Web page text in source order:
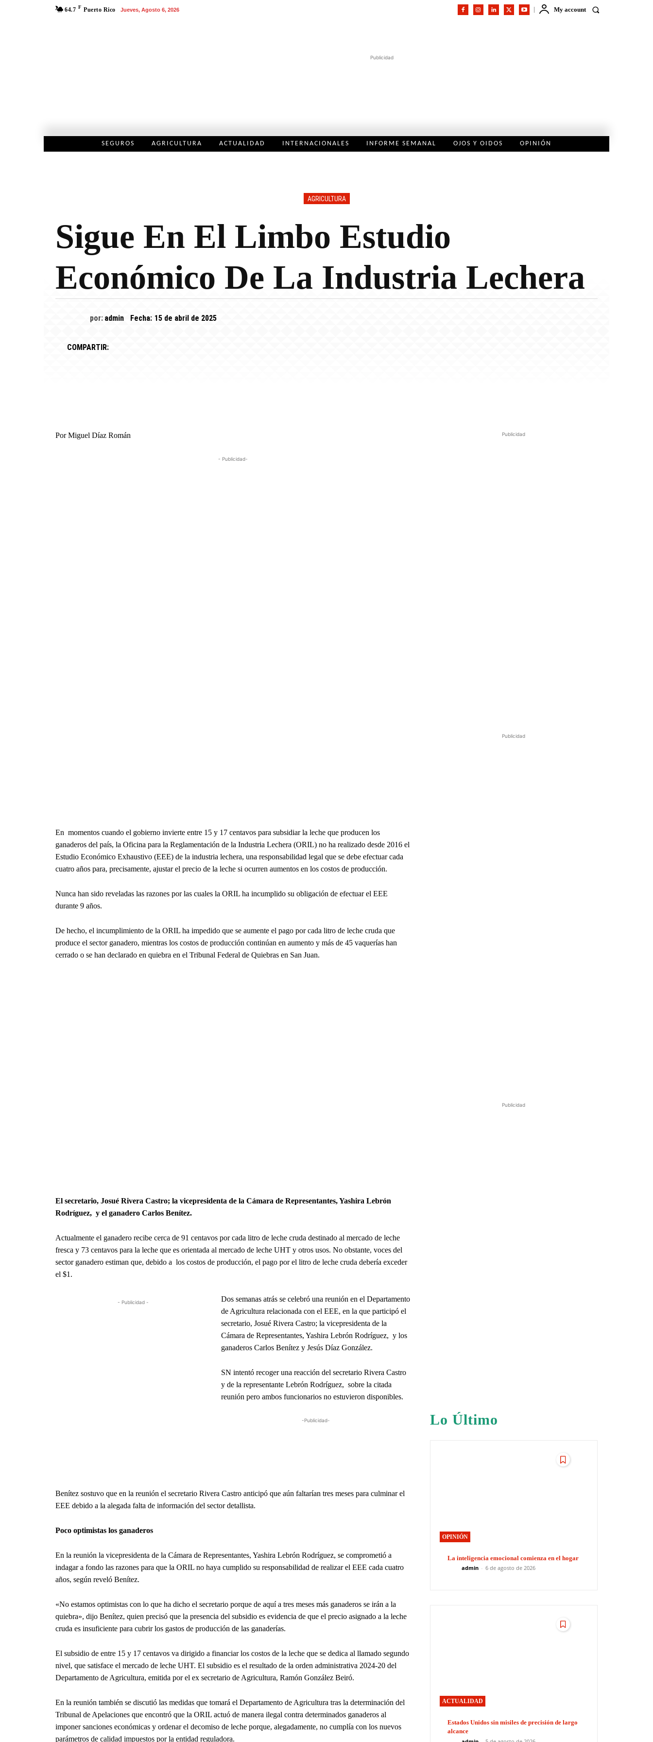
64.7 F Puerto Rico Jueves, Agosto 6, 2026 My account
Publicidad
SEGUROS AGRICULTURA ACTUALIDAD INTERNACIONALES INFORME SEMANAL OJOS Y OIDOS OPINIÓN
AGRICULTURA
Sigue En El Limbo Estudio
Económico De La Industria Lechera
por: admin Fecha: 15 de abril de 2025
COMPARTIR:
Por Miguel Díaz Román
- Publicidad-
En momentos cuando el gobierno invierte entre 15 y 17 centavos para subsidiar la leche que producen los
ganaderos del país, la Oficina para la Reglamentación de la Industria Lechera (ORIL) no ha realizado desde 2016 el
Estudio Económico Exhaustivo (EEE) de la industria lechera, una responsabilidad legal que se debe efectuar cada
cuatro años para, precisamente, ajustar el precio de la leche si ocurren aumentos en los costos de producción.
Nunca han sido reveladas las razones por las cuales la ORIL ha incumplido su obligación de efectuar el EEE
durante 9 años.
De hecho, el incumplimiento de la ORIL ha impedido que se aumente el pago por cada litro de leche cruda que
produce el sector ganadero, mientras los costos de producción continúan en aumento y más de 45 vaquerías han
cerrado o se han declarado en quiebra en el Tribunal Federal de Quiebras en San Juan.
El secretario, Josué Rivera Castro; la vicepresidenta de la Cámara de Representantes, Yashira Lebrón
Rodríguez, y el ganadero Carlos Benítez.
Actualmente el ganadero recibe cerca de 91 centavos por cada litro de leche cruda destinado al mercado de leche
fresca y 73 centavos para la leche que es orientada al mercado de leche UHT y otros usos. No obstante, voces del
sector ganadero estiman que, debido a los costos de producción, el pago por el litro de leche cruda debería exceder
el $1.
- Publicidad -
Dos semanas atrás se celebró una reunión en el Departamento
de Agricultura relacionada con el EEE, en la que participó el
secretario, Josué Rivera Castro; la vicepresidenta de la
Cámara de Representantes, Yashira Lebrón Rodríguez, y los
ganaderos Carlos Benítez y Jesús Díaz González.
SN intentó recoger una reacción del secretario Rivera Castro
y de la representante Lebrón Rodríguez, sobre la citada
reunión pero ambos funcionarios no estuvieron disponibles.
-Publicidad-
Benítez sostuvo que en la reunión el secretario Rivera Castro anticipó que aún faltarían tres meses para culminar el
EEE debido a la alegada falta de información del sector detallista.
Poco optimistas los ganaderos
En la reunión la vicepresidenta de la Cámara de Representantes, Yashira Lebrón Rodríguez, se comprometió a
indagar a fondo las razones para que la ORIL no haya cumplido su responsabilidad de realizar el EEE cada cuatro
años, según reveló Benítez.
«No estamos optimistas con lo que ha dicho el secretario porque de aquí a tres meses más ganaderos se irán a la
quiebra», dijo Benítez, quien precisó que la presencia del subsidio es evidencia de que el precio asignado a la leche
cruda es insuficiente para cubrir los gastos de producción de las ganaderías.
El subsidio de entre 15 y 17 centavos va dirigido a financiar los costos de la leche que se dedica al llamado segundo
nivel, que satisface el mercado de leche UHT. El subsidio es el resultado de la orden administrativa 2024-20 del
Departamento de Agricultura, emitida por el ex secretario de Agricultura, Ramón González Beiró.
En la reunión también se discutió las medidas que tomará el Departamento de Agricultura tras la determinación del
Tribunal de Apelaciones que encontró que la ORIL actuó de manera ilegal contra determinados ganaderos al
imponer sanciones económicas y ordenar el decomiso de leche porque, alegadamente, no cumplía con los nuevos
parámetros de calidad impuestos por la entidad reguladora.
Publicidad
Publicidad
Publicidad
Lo Último
OPINIÓN
La inteligencia emocional comienza en el hogar
admin - 6 de agosto de 2026
ACTUALIDAD
Estados Unidos sin misiles de precisión de largo
alcance